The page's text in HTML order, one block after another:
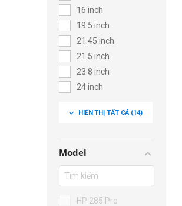
16 inch
19.5 inch
21.45 inch
21.5 inch
23.8 inch
24 inch
25 inch
31.5 inch
expand_more HIỂN THỊ TẤT CẢ (14)
Model
HP 285 Pro